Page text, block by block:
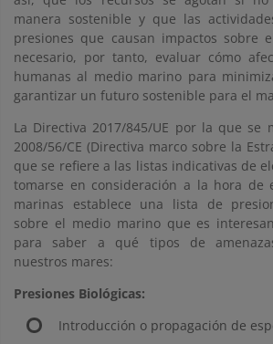
manera sostenible y que las
presiones que causan impactos sobre
necesario, por tanto, evaluar cómo
humanas al medio marino para
garantizar un futuro sostenible para el
La Directiva 2017/845/UE por la que se
2008/56/CE (Directiva marco sobre la
que se refiere a las listas indicativas de
tomarse en consideración a la hora de
marinas establece una lista de
sobre el medio marino que es
para saber a qué tipos de
nuestros mares:
Presiones Biológicas:
Introducción o propagación de